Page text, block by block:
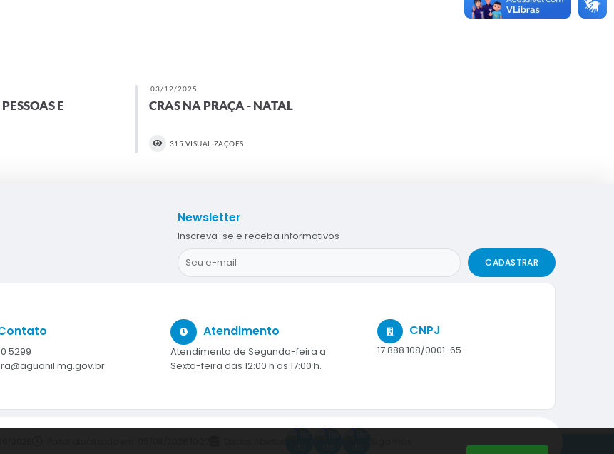
E
03/12/2025
CRAS NA PRAÇA - NATAL
315 VISUALIZAÇÕES
5299
Atendimento
Atendimento de Segunda-feira a
Sexta-feira das 12:00 h as 17:00 h.
CNPJ
17.888.108/0001-65
Newsletter
Inscreva-se e receba informativos
CADASTRAR